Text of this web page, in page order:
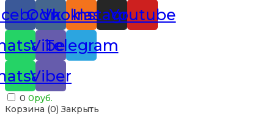
Vk
Odnoklassniki
Instagram
Youtube
Viber
Telegram
Viber
0 0руб.
Корзина (0) Закрыть